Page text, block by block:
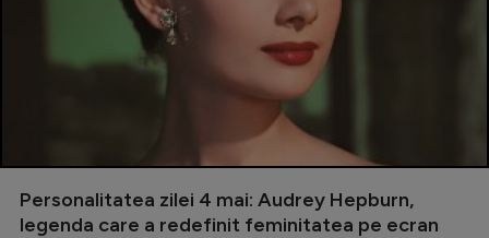
Personalitatea zilei 4 mai: Audrey Hepburn,
legenda care a redefinit feminitatea pe ecran